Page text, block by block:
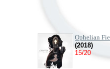
Ophelian
(2018)
15/20